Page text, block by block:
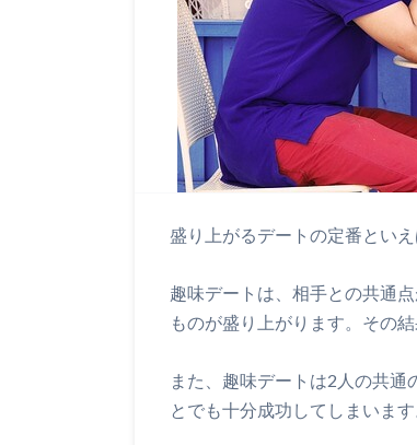
盛り上がるデートの定番といえ
趣味デートは、相手との共通
ものが盛り上がります。その
また、趣味デートは2人の共
とでも十分成功してしまいます